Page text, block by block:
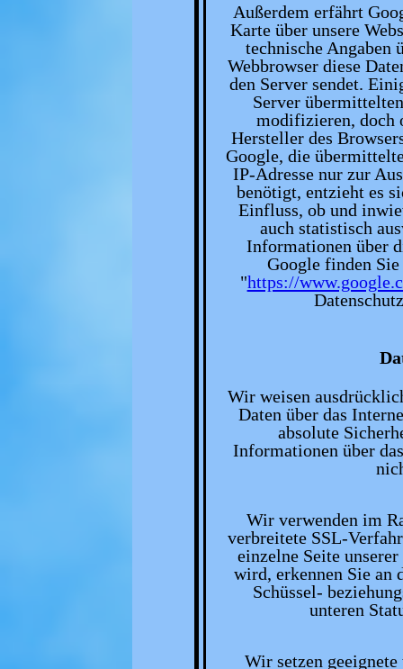
Außerdem erfährt
Karte über unsere
technische Angaben
Webbrowser diese
den Server sendet.
Server
modifizieren, doch
Hersteller des
Google, die
IP-Adresse nur zur
benötigt, entzieht es
Einfluss, ob und
auch statistisch
Informationen über
Google finden
"https://
Wir weisen
Daten über das
absolute
Informationen über
Wir verwenden im
verbreitete SSL-
einzelne Seite
wird, erkennen Sie an
Schüssel-
unteren
Wir setzen